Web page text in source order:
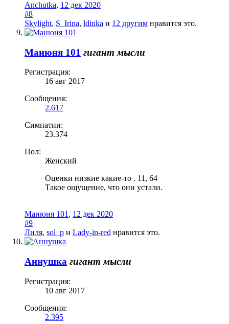
Anchutka, 12 дек 2020
#8
Skylight, S_Irina, ldinka и 12 другим нравится это.
Манюня 101 гигант мысли
Регистрация:
16 авг 2017
Сообщения:
2.617
Симпатии:
23.374
Пол:
Женский
Оценки низкие какие-то . 11, 64
Такое ощущение, что они устали.
Манюня 101, 12 дек 2020
#9
Лиля, sol_p и Lady-in-red нравится это.
Аннушка гигант мысли
Регистрация:
10 авг 2017
Сообщения:
2.395